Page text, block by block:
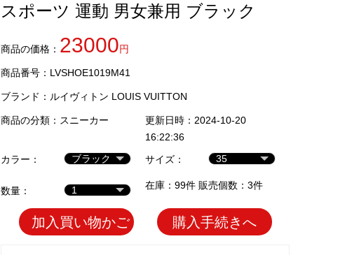
スポーツ 運動 男女兼用 ブラック
商品の価格： 23000円
商品番号：LVSHOE1019M41
ブランド： ルイヴィトン LOUIS VUITTON
商品の分類： スニーカー
更新日時：2024-10-20
16:22:36
カラー：
サイズ：
数量： 在庫：99件 販売個数：3件
加入買い物かご 購入手続きへ